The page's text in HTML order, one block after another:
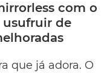
com o
usufruir de
que já adora. O